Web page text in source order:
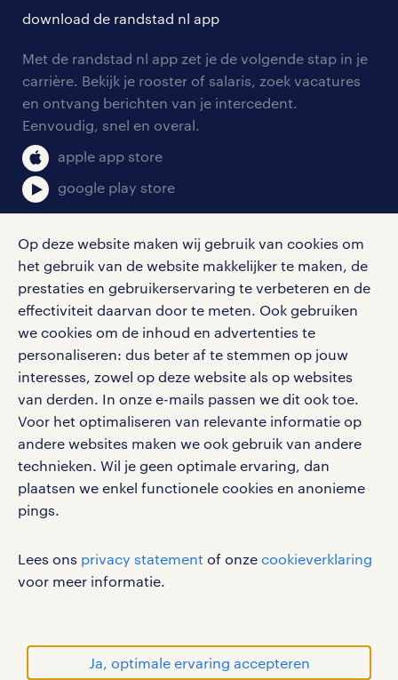
Op deze website maken wij gebruik van cookies om
het gebruik van de website makkelijker te maken, de
prestaties en gebruikerservaring te verbeteren en de
effectiviteit daarvan door te meten. Ook gebruiken
we cookies om de inhoud en advertenties te
personaliseren: dus beter af te stemmen op jouw
interesses, zowel op deze website als op websites
van derden. In onze e-mails passen we dit ook toe.
Voor het optimaliseren van relevante informatie op
andere websites maken we ook gebruik van andere
technieken. Wil je geen optimale ervaring, dan
plaatsen we enkel functionele cookies en anonieme
pings.
Lees ons privacy statement of onze cookieverklaring
voor meer informatie.
Ja, optimale ervaring accepteren
tarieven
personeel gezocht
aanmelden nieuwsbrief
solliciteren
blogs en artikelen
salarischecker
bruto-netto calculator
onze vestigingen
pers
klachten en misstanden
download de randstad nl app
Met de randstad nl app zet je de volgende stap in je
carrière. Bekijk je rooster of salaris, zoek vacatures
en ontvang berichten van je intercedent.
Eenvoudig, snel en overal.
apple app store
google play store
social media
Volg ons voor de leukste content omtrent
vacatures, solliciteren en inspiratie.
werken bij randstad
gebruikersvoorwaarden
privacystatement
cookies
handelsmerken van Randstad N.V.